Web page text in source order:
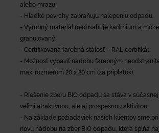
alebo mrazu,
- Hladké povrchy zabraňujú nalepeniu odpadu.
- Výrobný materiál neobsahuje kadmium a
granulovaný.
- Certifikovaná farebná stálosť – RAL certifikát.
- Možnosť vybaviť nádobu farebným
max. rozmerom 20 x 20 cm (za príplatok).
- Riešenie zberu BIO odpadu sa stáva v
veľmi atraktívnou, ale aj prospešnou aktivitou.
- Na základe požiadaviek našich klientov sme
novú nádobu na zber BIO odpadu, ktorá spĺňa